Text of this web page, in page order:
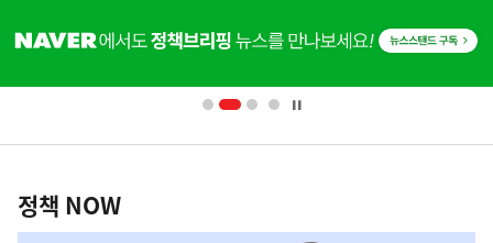
단
영
책
정책 NOW